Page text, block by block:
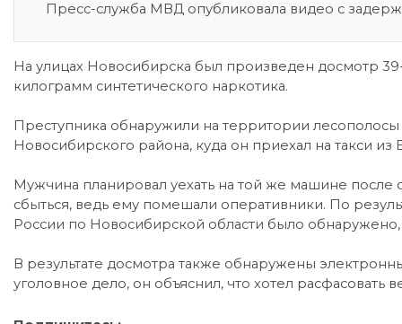
Пресс-служба МВД опубликовала видео с
На улицах Новосибирска был произведен досмотр
килограмм синтетического наркотика.
Преступника обнаружили на территории
Новосибирского района, куда он приехал на такси
Мужчина планировал уехать на той же машине
сбыться, ведь ему помешали оперативники. По
России по Новосибирской области было
В результате досмотра также обнаружены
уголовное дело, он объяснил, что хотел расфасовать